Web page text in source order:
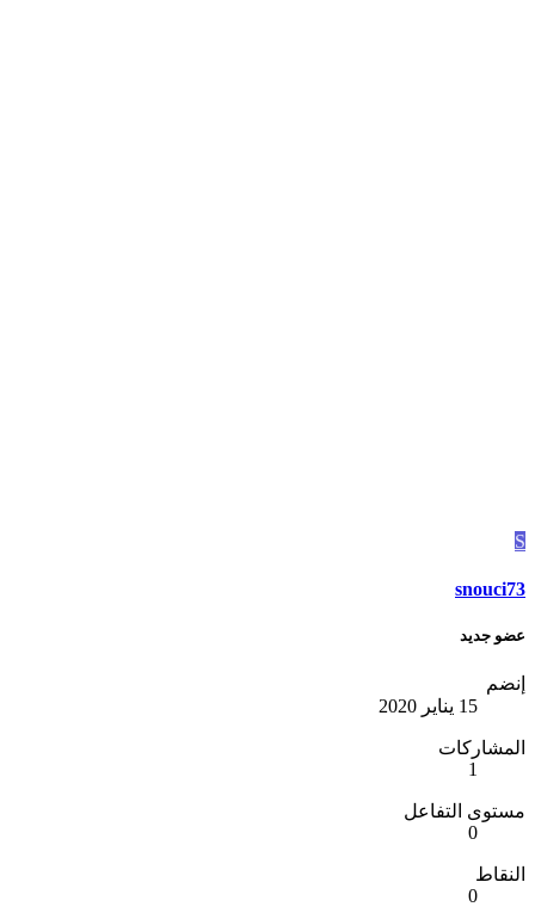
S
snouci73
عضو جديد
إنضم
15 يناير 2020
المشاركات
1
مستوى التفاعل
0
النقاط
0